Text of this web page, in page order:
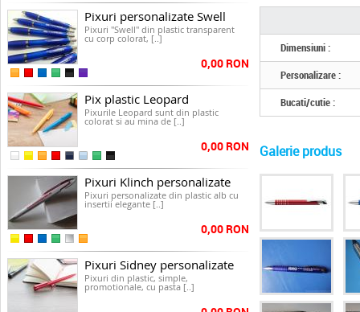
Pixuri personalizate Swell
Pixuri "Swell" din plastic transparent
cu corp colorat, [..]
0,00 RON
Pix plastic Leopard
Pixurile Leopard sunt din plastic
colorat si au mina de [..]
0,00 RON
Pixuri Klinch personalizate
Pixuri personalizate din plastic alb cu
insertii elegante [..]
0,00 RON
Pixuri Sidney personalizate
Pixuri din plastic, simple,
promotionale, cu pasta [..]
Dimensiuni :
Personalizare :
Bucati/cutie :
Galerie produs